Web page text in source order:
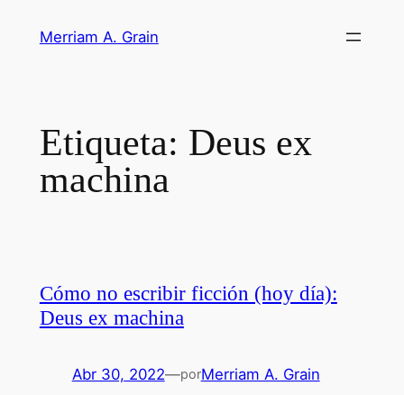
Merriam A. Grain
Etiqueta: Deus ex
machina
Cómo no escribir ficción (hoy día):
Deus ex machina
Abr 30, 2022—porMerriam A. Grain